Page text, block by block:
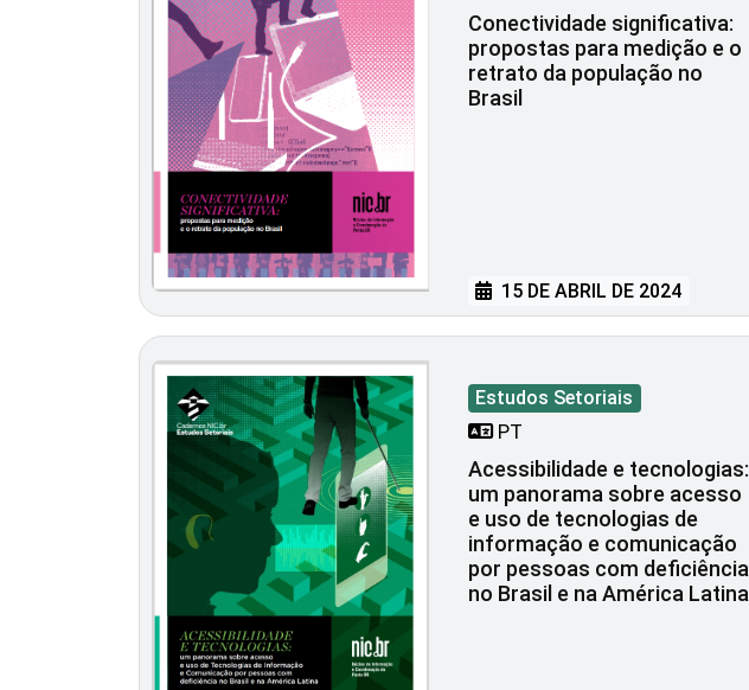
Conectividade significativa:
propostas para medição e o
retrato da população no
Brasil
15 DE ABRIL DE 2024
Estudos Setoriais
PT
Acessibilidade e tecnologias:
um panorama sobre acesso
e uso de tecnologias de
informação e comunicação
por pessoas com deficiência
no Brasil e na América Latina